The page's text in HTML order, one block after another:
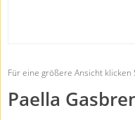
Für eine größere Ansicht klicken
Paella